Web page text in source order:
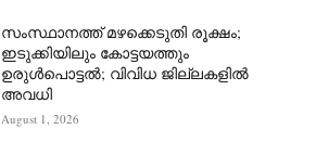
സംസ്ഥാനത്ത് മഴക്കെടുതി രൂക്ഷം;
ഇടുക്കിയിലും കോട്ടയത്തും
ഉരുള്‍പൊട്ടല്‍; വിവിധ ജില്ലകളില്‍
അവധി
August 1, 2026